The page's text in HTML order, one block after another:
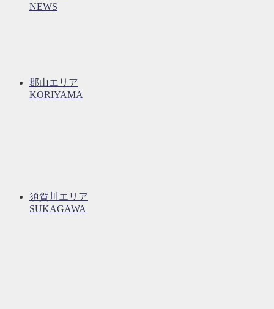
NEWS
郡山エリア
KORIYAMA
須賀川エリア
SUKAGAWA